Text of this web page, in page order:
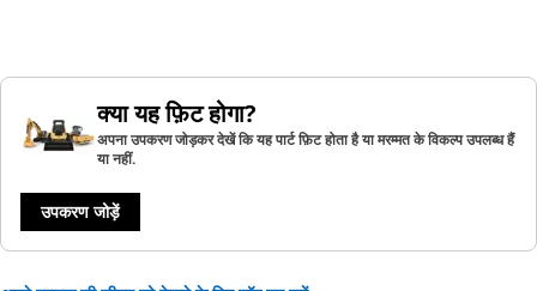
क्या यह फ़िट होगा?
अपना उपकरण जोड़कर देखें कि यह पार्ट फ़िट होता है या मरम्मत के विकल्प उपलब्ध हैं
या नहीं.
उपकरण जोड़ें